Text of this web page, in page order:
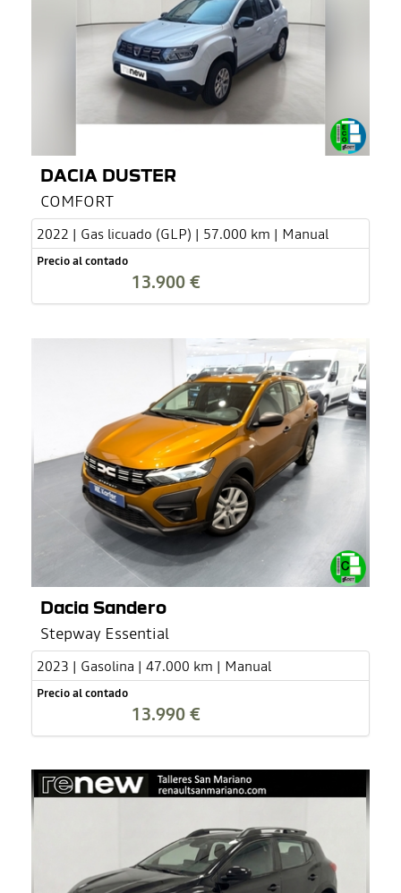
DACIA DUSTER
COMFORT
2022 | Gas licuado (GLP) | 57.000 km | Manual
Precio al contado
13.900 €
Dacia Sandero
Stepway Essential
2023 | Gasolina | 47.000 km | Manual
Precio al contado
13.990 €